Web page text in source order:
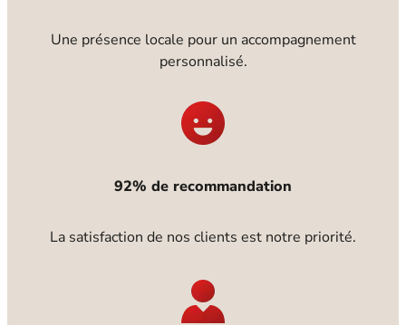
Une présence locale pour un accompagnement
personnalisé.
92% de recommandation
La satisfaction de nos clients est notre priorité.